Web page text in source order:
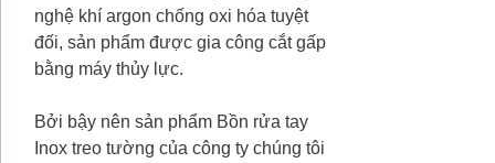
nghệ khí argon chống oxi hóa tuyệt
đối, sản phẩm được gia công cắt gấp
bằng máy thủy lực.
Bởi bậy nên sản phẩm Bồn rửa tay
Inox treo tường của công ty chúng tôi